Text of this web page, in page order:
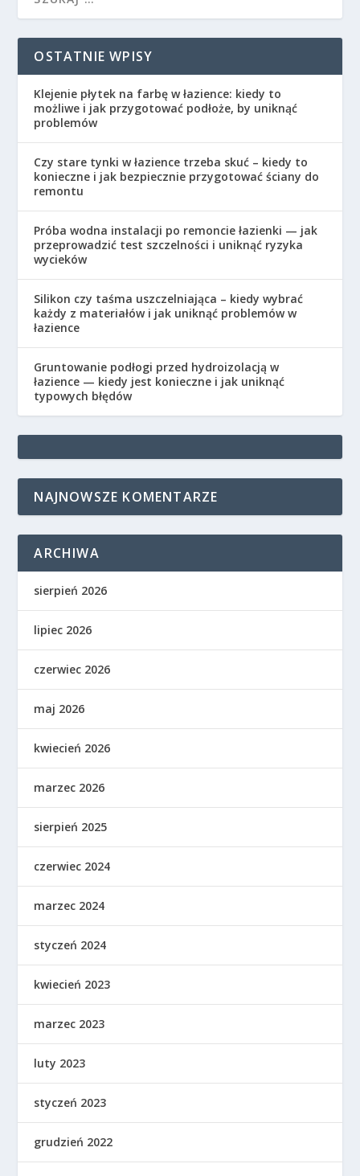
OSTATNIE WPISY
Klejenie płytek na farbę w łazience: kiedy to
możliwe i jak przygotować podłoże, by uniknąć
problemów
Czy stare tynki w łazience trzeba skuć – kiedy to
konieczne i jak bezpiecznie przygotować ściany do
remontu
Próba wodna instalacji po remoncie łazienki — jak
przeprowadzić test szczelności i uniknąć ryzyka
wycieków
Silikon czy taśma uszczelniająca – kiedy wybrać
każdy z materiałów i jak uniknąć problemów w
łazience
Gruntowanie podłogi przed hydroizolacją w
łazience — kiedy jest konieczne i jak uniknąć
typowych błędów
NAJNOWSZE KOMENTARZE
ARCHIWA
sierpień 2026
lipiec 2026
czerwiec 2026
maj 2026
kwiecień 2026
marzec 2026
sierpień 2025
czerwiec 2024
marzec 2024
styczeń 2024
kwiecień 2023
marzec 2023
luty 2023
styczeń 2023
grudzień 2022